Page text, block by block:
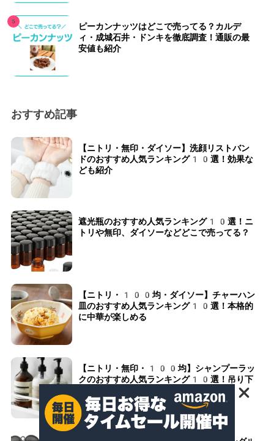
ピーカンナッツはどこで売ってる？カルデ
ィ・成城石井・ドンキを徹底調査！通販の最
安値も紹介
おすすめ記事
【ニトリ・無印・ダイソー】洗顔リストバン
ドのおすすめ人気ランキング10選！効果な
ども紹介
遮光瓶のおすすめ人気ランキング10選！ニ
トリや無印、ダイソーなどどこで売ってる？
【ニトリ・100均・ダイソー】チャーハン
皿のおすすめ人気ランキング10選！本格的
に中華が楽しめる
【ニトリ・無印・100均】シャンプーラッ
クのおすすめ人気ランキング10選！吊り下